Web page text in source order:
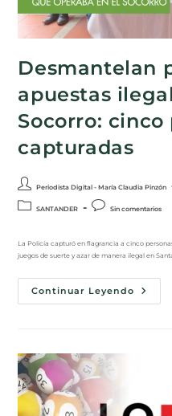
Desmantelan
apuestas
Socorro:
capturadas
Periodista Digital - María Claudia Pinzón
SANTANDER Sin comentarios
La Policía capturó en flagrancia a cinco
juegos de suerte y azar de manera ilegal en
Continuar Leyendo